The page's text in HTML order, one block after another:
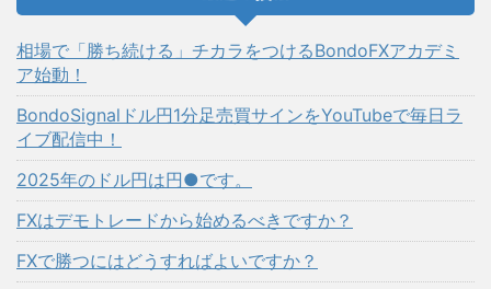
相場で「勝ち続ける」チカラをつけるBondoFXアカデミ
ア始動！
BondoSignalドル円1分足売買サインをYouTubeで毎日ラ
イブ配信中！
2025年のドル円は円●です。
FXはデモトレードから始めるべきですか？
FXで勝つにはどうすればよいですか？